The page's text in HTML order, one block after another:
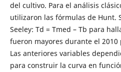
del cultivo. Para el análisis
utilizaron las fórmulas de Hunt.
Seeley: Td = Tmed – Tb para
fueron mayores durante el
Las anteriores variables
para construir la curva en